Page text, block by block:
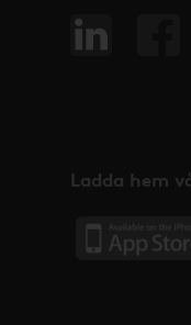
Ladda hem